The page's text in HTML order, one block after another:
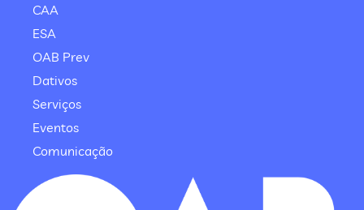
CAA
ESA
OAB Prev
Dativos
Serviços
Eventos
Comunicação